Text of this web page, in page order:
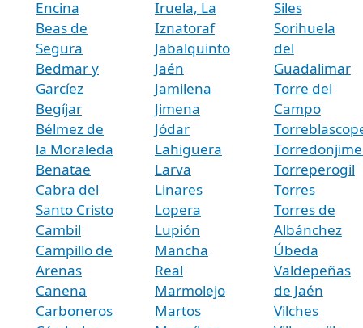
Encina
Beas de
Segura
Bedmar y
Garcíez
Begíjar
Bélmez de
la Moraleda
Benatae
Cabra del
Santo Cristo
Cambil
Campillo de
Arenas
Canena
Carboneros
Iruela, La
Iznatoraf
Jabalquinto
Jaén
Jamilena
Jimena
Jódar
Lahiguera
Larva
Linares
Lopera
Lupión
Mancha
Real
Marmolejo
Martos
Siles
Sorihuela
del
Guadalimar
Torre del
Campo
Torreperogil
Torres
Torres de
Albánchez
Úbeda
Valdepeñas
de Jaén
Vilches